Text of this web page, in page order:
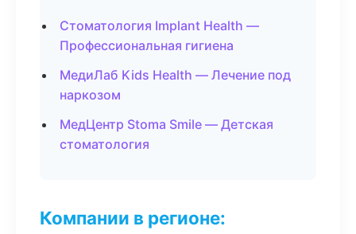
Стоматология Implant Health —
Профессиональная гигиена
МедиЛаб Kids Health — Лечение под
наркозом
МедЦентр Stoma Smile — Детская
стоматология
Компании в регионе: